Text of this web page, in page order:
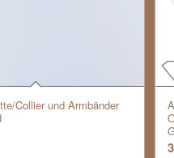
Collier und Armbänder